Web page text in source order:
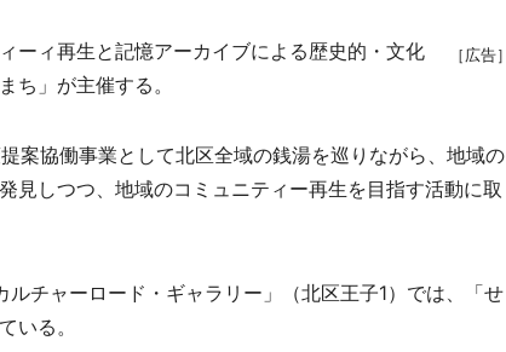
［広告］
ーィ再生と記憶アーカイブによる歴史的・文化
ち」が主催する。
協働事業として北区全域の銭湯を巡りながら、地域の
見しつつ、地域のコミュニティー再生を目指す活動に取
チャーロード・ギャラリー」（北区王子1）では、「せ
いる。